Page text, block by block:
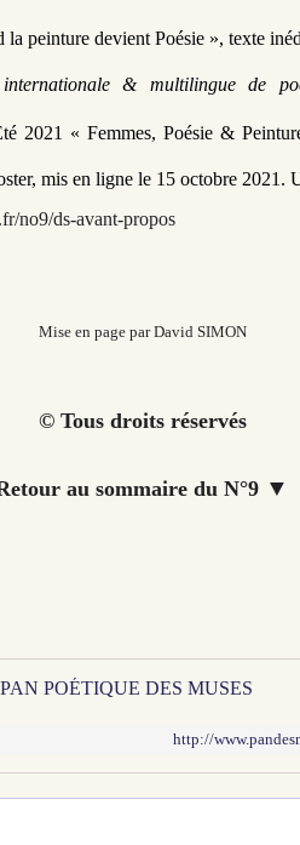
la peinture devient Poésie », texte
internationale & multilingue de
2021 « Femmes, Poésie &
, mis en ligne le 15 octobre 2021.
no9/ds-avant-propos
Mise en page par David SIMON
© Tous droits réservés
au sommaire du N°9 ▼
POÉTIQUE DES MUSES
http://